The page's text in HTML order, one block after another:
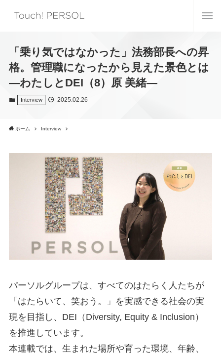
「乗り気ではなかった」法務部長への昇
格。管理職になったから見えた景色とは
―わたしとDEI（8）原 美緒―
Interview 2025.02.26
ホーム Interview
パーソルグループは、すべてのはたらく人たちが
「はたらいて、笑おう。」を実感できる社会の実
現を目指し、DEI（Diversity, Equity & Inclusion）
を推進しています。
本連載では、生まれた場所や育った環境、年齢、